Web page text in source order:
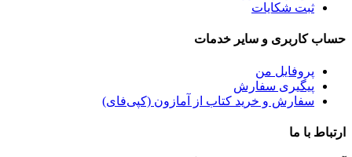
ثبت شکایات
حساب کاربری و سایر خدمات
پروفایل من
پیگیری سفارش
سفارش و خرید کتاب از آمازون (کپی‌فای)
ارتباط با ما